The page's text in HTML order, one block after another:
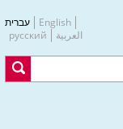
עברית
English
русский
العربية